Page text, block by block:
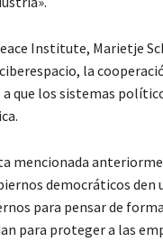
Institute, Marietje
la
a que los sistemas
mencionada
democráticos den
para pensar de
para proteger a las